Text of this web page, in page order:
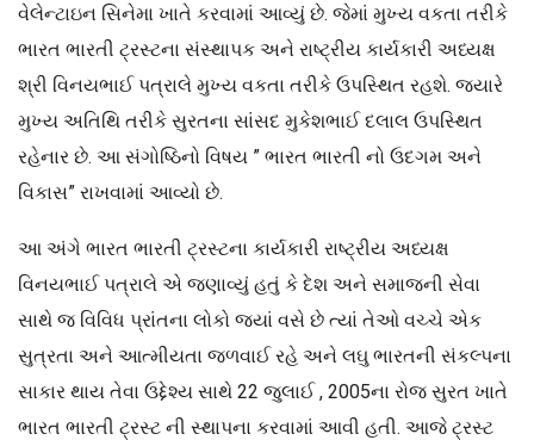
વેલેન્ટાઇન સિનેમા ખાતે કરવામાં આવ્યું છે. જેમાં મુખ્ય વકતા તરીકે
ભારત ભારતી ટ્રસ્ટના સંસ્થાપક અને રાષ્ટ્રીય કાર્યકારી અધ્યક્ષ
શ્રી વિનયભાઈ પત્રાલે મુખ્ય વકતા તરીકે ઉપસ્થિત રહશે. જ્યારે
મુખ્ય અતિથિ તરીકે સુરતના સાંસદ મુકેશભાઈ દલાલ ઉપસ્થિત
રહેનાર છે. આ સંગોષ્ઠિનો વિષય ” ભારત ભારતી નો ઉદગમ અને
વિકાસ” રાખવામાં આવ્યો છે.
આ અંગે ભારત ભારતી ટ્રસ્ટના કાર્યકારી રાષ્ટ્રીય અધ્યક્ષ
વિનયભાઈ પત્રાલે એ જણાવ્યું હતું કે દેશ અને સમાજની સેવા
સાથે જ વિવિધ પ્રાંતના લોકો જ્યાં વસે છે ત્યાં તેઓ વચ્ચે એક
સુત્રતા અને આત્મીયતા જળવાઈ રહે અને લઘુ ભારતની સંકલ્પના
સાકાર થાય તેવા ઉદ્દેશ્ય સાથે 22 જુલાઈ , 2005ના રોજ સુરત ખાતે
ભારત ભારતી ટ્રસ્ટ ની સ્થાપના કરવામાં આવી હતી. આજે ટ્રસ્ટ